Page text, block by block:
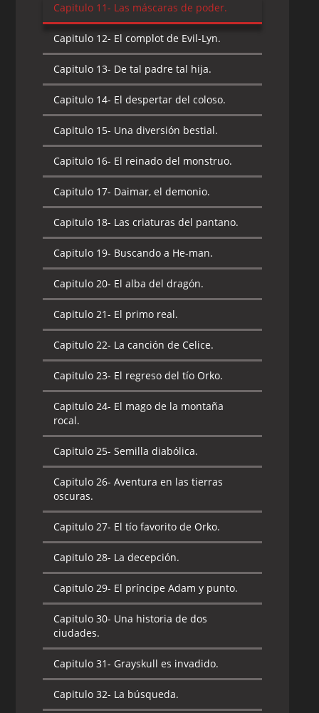
Capitulo 11- Las máscaras de poder.
Capitulo 12- El complot de Evil-Lyn.
Capitulo 13- De tal padre tal hija.
Capitulo 14- El despertar del coloso.
Capitulo 15- Una diversión bestial.
Capitulo 16- El reinado del monstruo.
Capitulo 17- Daimar, el demonio.
Capitulo 18- Las criaturas del pantano.
Capitulo 19- Buscando a He-man.
Capitulo 20- El alba del dragón.
Capitulo 21- El primo real.
Capitulo 22- La canción de Celice.
Capitulo 23- El regreso del tío Orko.
Capitulo 24- El mago de la montaña
rocal.
Capitulo 25- Semilla diabólica.
Capitulo 26- Aventura en las tierras
oscuras.
Capitulo 27- El tío favorito de Orko.
Capitulo 28- La decepción.
Capitulo 29- El príncipe Adam y punto.
Capitulo 30- Una historia de dos
ciudades.
Capitulo 31- Grayskull es invadido.
Capitulo 32- La búsqueda.